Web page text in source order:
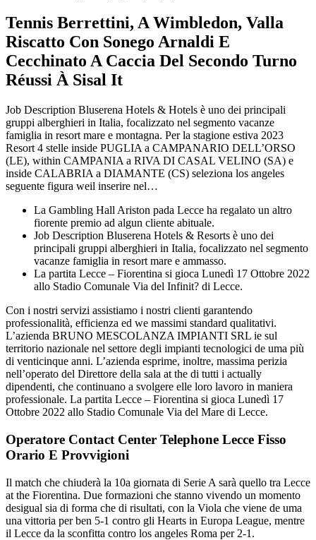
Tennis Berrettini, A Wimbledon, Valla
Riscatto Con Sonego Arnaldi E
Cecchinato A Caccia Del Secondo Turno
Réussi À Sisal It
Job Description Bluserena Hotels & Hotels è uno dei principali
gruppi alberghieri in Italia, focalizzato nel segmento vacanze
famiglia in resort mare e montagna. Per la stagione estiva 2023
Resort 4 stelle inside PUGLIA a CAMPANARIO DELL’ORSO
(LE), within CAMPANIA a RIVA DI CASAL VELINO (SA) e
inside CALABRIA a DIAMANTE (CS) seleziona los angeles
seguente figura weil inserire nel…
La Gambling Hall Ariston pada Lecce ha regalato un altro
fiorente premio ad algun cliente abituale.
Job Description Bluserena Hotels & Resorts è uno dei
principali gruppi alberghieri in Italia, focalizzato nel segmento
vacanze famiglia in resort mare e ammasso.
La partita Lecce – Fiorentina si gioca Lunedì 17 Ottobre 2022
allo Stadio Comunale Via del Infinit? di Lecce.
Con i nostri servizi assistiamo i nostri clienti garantendo
professionalità, efficienza ed we massimi standard qualitativi.
L’azienda BRUNO MESCOLANZA IMPIANTI SRL ie sul
territorio nazionale nel settore degli impianti tecnologici de uma più
di venticinque anni. L’azienda esprime, inoltre, massima perizia
nell’operato del Direttore della sala at the di tutti i actually
dipendenti, che continuano a svolgere elle loro lavoro in maniera
professionale. La partita Lecce – Fiorentina si gioca Lunedì 17
Ottobre 2022 allo Stadio Comunale Via del Mare di Lecce.
Operatore Contact Center Telephone Lecce Fisso
Orario E Provvigioni
Il match che chiuderà la 10a giornata di Serie A sarà quello tra Lecce
at the Fiorentina. Due formazioni che stanno vivendo un momento
desigual sia di forma che di risultati, con la Viola che viene de uma
una vittoria per ben 5-1 contro gli Hearts in Europa League, mentre
il Lecce da la sconfitta contro los angeles Roma per 2-1.